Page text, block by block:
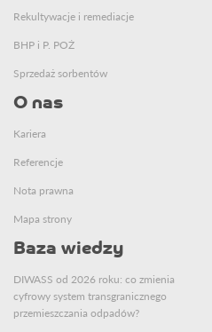
Rekultywacje i remediacje
BHP i P. POŻ
Sprzedaż sorbentów
O nas
Kariera
Referencje
Nota prawna
Mapa strony
Baza wiedzy
DIWASS od 2026 roku: co zmienia
cyfrowy system transgranicznego
przemieszczania odpadów?